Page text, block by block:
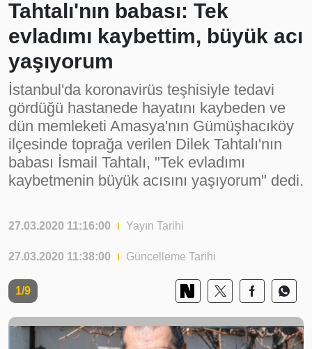
Tahtalı'nın babası: Tek
evladımı kaybettim, büyük acı
yaşıyorum
İstanbul'da koronavirüs teşhisiyle tedavi
gördüğü hastanede hayatını kaybeden ve
dün memleketi Amasya'nın Gümüşhacıköy
ilçesinde toprağa verilen Dilek Tahtalı'nın
babası İsmail Tahtalı, "Tek evladımı
kaybetmenin büyük acısını yaşıyorum" dedi.
27.03.2020 11:16:00 Yayın Tarihi
27.03.2020 11:38:00 Güncelleme Tarihi
1/9